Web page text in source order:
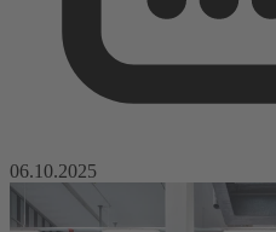
06.10.2025